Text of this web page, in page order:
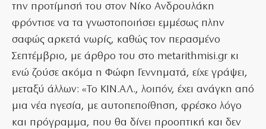
την προτίμησή του στον Νίκο Ανδρουλάκη
φρόντισε να τα γνωστοποιήσει εμμέσως πλην
σαφώς αρκετά νωρίς, καθώς τον περασμένο
Σεπτέμβριο, με άρθρο του στο metarithmisi.gr κι
ενώ ζούσε ακόμα η Φώφη Γεννηματά, είχε γράψει,
μεταξύ άλλων: «Το ΚΙΝ.ΑΛ., λοιπόν, έχει ανάγκη από
μια νέα ηγεσία, με αυτοπεποίθηση, φρέσκο λόγο
και πρόγραμμα, που θα δίνει προοπτική και δεν